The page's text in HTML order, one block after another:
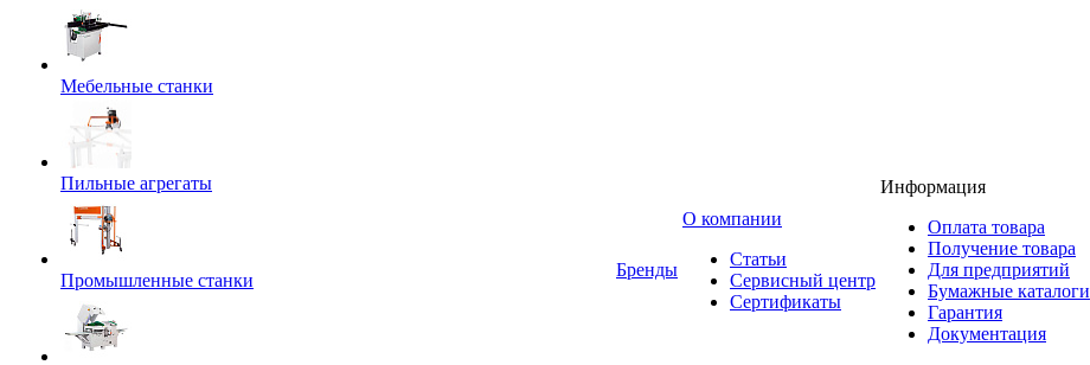
Мебельные станки
Пильные агрегаты
Промышленные станки
Бренды
O компании
Статьи
Сервисный центр
Сертификаты
Информация
Оплата товара
Получение товара
Для предприятий
Бумажные каталоги
Гарантия
Документация